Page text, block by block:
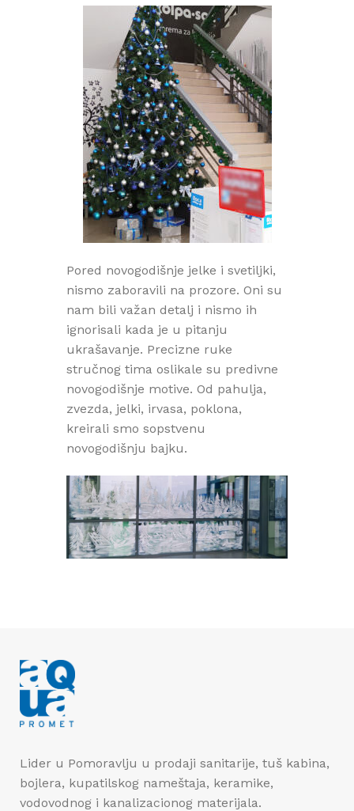
Pored novogodišnje jelke i svetiljki,
nismo zaboravili na prozore. Oni su
nam bili važan detalj i nismo ih
ignorisali kada je u pitanju
ukrašavanje. Precizne ruke
stručnog tima oslikale su predivne
novogodišnje motive. Od pahulja,
zvezda, jelki, irvasa, poklona,
kreirali smo sopstvenu
novogodišnju bajku.
Lider u Pomoravlju u prodaji sanitarije, tuš kabina,
bojlera, kupatilskog nameštaja, keramike,
vodovodnog i kanalizacionog materijala.